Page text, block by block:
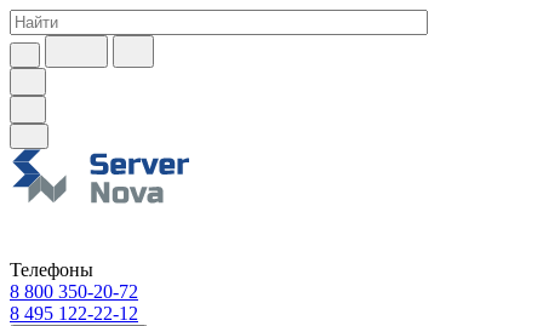
Телефоны
8 800 350-20-72
8 495 122-22-12